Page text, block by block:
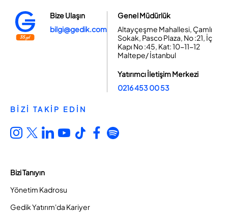
Bize Ulaşın
bilgi@gedik.com
Genel Müdürlük
Altayçeşme Mahallesi, Çamlı
Sokak, Pasco Plaza, No :21, İç
Kapı No :45, Kat: 10-11-12
Maltepe/ İstanbul
Yatırımcı İletişim Merkezi
0216 453 00 53
BİZİ TAKİP EDİN
Bizi Tanıyın
Yönetim Kadrosu
Gedik Yatırım'da Kariyer